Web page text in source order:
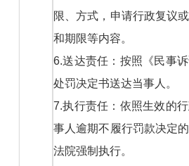
限、方式，申请行政复议
和期限等内容。
6.送达责任：按照《民事
处罚决定书送达当事人。
7.执行责任：依照生效的
事人逾期不履行罚款决定
法院强制执行。